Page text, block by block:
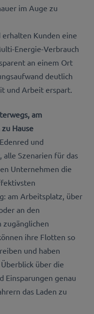
im Auge zu
erhalten Kunden eine
Energie-Verbrauch
an einem Ort
deutlich
und Arbeit erspart.
am
Hause
und
alle Szenarien für das
Unternehmen die
am Arbeitsplatz, über
an den
ihre Flotten so
und haben
über die
Einsparungen genau
das Laden zu